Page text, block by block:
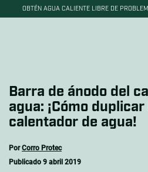
OBTÉN AGUA CALIENTE LIBRE DE
Barra de ánodo del
agua: ¡Cómo
calentador de agua!
PorCorro Protec
Publicado 9 abril 2019